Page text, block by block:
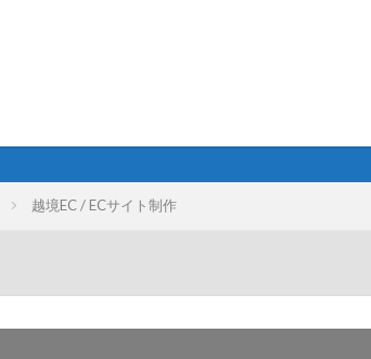
越境EC / ECサイト制作